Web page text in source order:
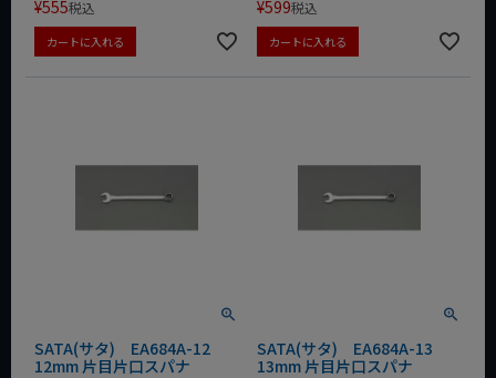
¥555税込
カートに入れる
¥599税込
カートに入れる
SATA(サタ) EA684A-12
12mm 片目片口スパナ
SATA(サタ) EA684A-13
13mm 片目片口スパナ